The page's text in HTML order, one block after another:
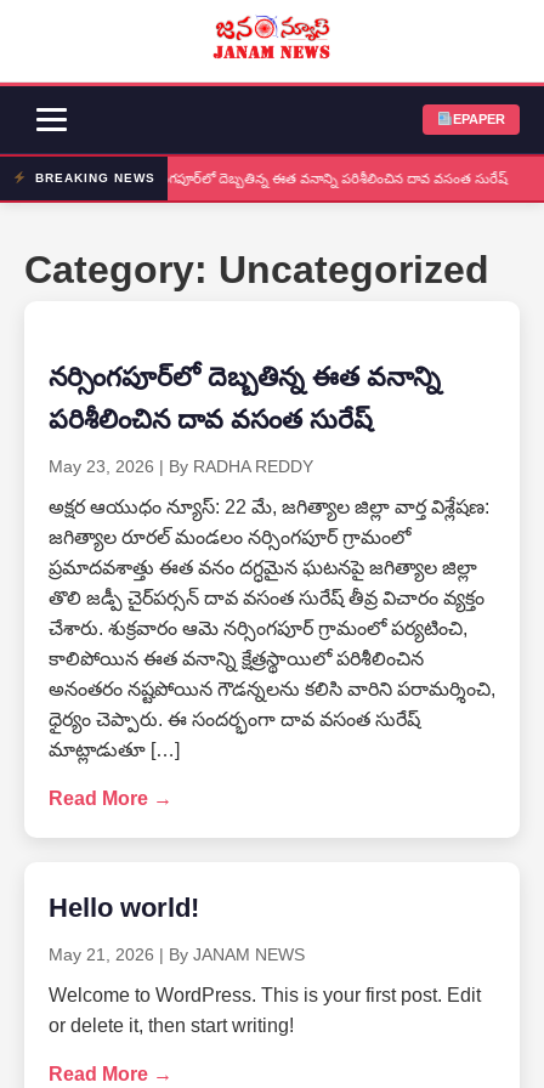
EPAPER
BREAKING NEWSనర్సింగపూర్‌లో దెబ్బతిన్న ఈత వనాన్ని పరిశీలించిన దావ వసంత సురేష్
Category: Uncategorized
నర్సింగపూర్‌లో దెబ్బతిన్న ఈత వనాన్ని
పరిశీలించిన దావ వసంత సురేష్
May 23, 2026 | By RADHA REDDY
అక్షర ఆయుధం న్యూస్: 22 మే, జగిత్యాల జిల్లా వార్త విశ్లేషణ:
జగిత్యాల రూరల్ మండలం నర్సింగపూర్ గ్రామంలో
ప్రమాదవశాత్తు ఈత వనం దగ్ధమైన ఘటనపై జగిత్యాల జిల్లా
తొలి జడ్పీ చైర్‌పర్సన్ దావ వసంత సురేష్ తీవ్ర విచారం వ్యక్తం
చేశారు. శుక్రవారం ఆమె నర్సింగపూర్ గ్రామంలో పర్యటించి,
కాలిపోయిన ఈత వనాన్ని క్షేత్రస్థాయిలో పరిశీలించిన
అనంతరం నష్టపోయిన గౌడన్నలను కలిసి వారిని పరామర్శించి,
ధైర్యం చెప్పారు. ఈ సందర్భంగా దావ వసంత సురేష్
మాట్లాడుతూ […]
Read More →
Hello world!
May 21, 2026 | By JANAM NEWS
Welcome to WordPress. This is your first post. Edit
or delete it, then start writing!
Read More →